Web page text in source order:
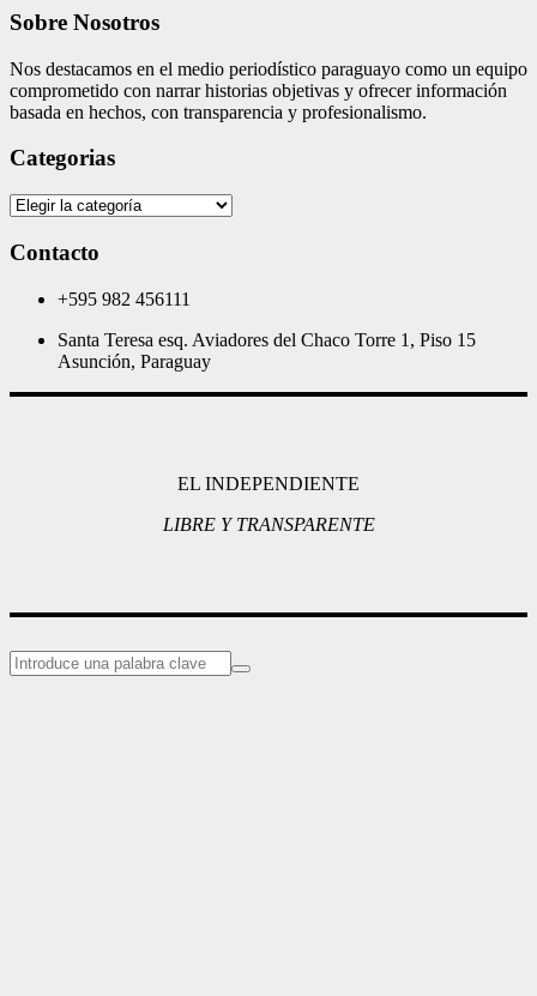
Sobre Nosotros
Nos destacamos en el medio periodístico paraguayo como un equipo
comprometido con narrar historias objetivas y ofrecer información
basada en hechos, con transparencia y profesionalismo.
Categorias
Categorias
Contacto
+595 982 456111
Santa Teresa esq. Aviadores del Chaco Torre 1, Piso 15
Asunción, Paraguay
EL INDEPENDIENTE
LIBRE Y TRANSPARENTE